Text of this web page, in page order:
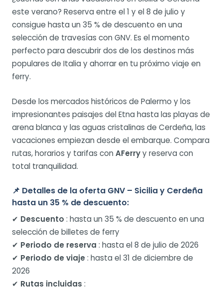
este verano? Reserva entre el 1 y el 8 de julio y
consigue hasta un 35 % de descuento en una
selección de travesías con GNV. Es el momento
perfecto para descubrir dos de los destinos más
populares de Italia y ahorrar en tu próximo viaje en
ferry.
Desde los mercados históricos de Palermo y los
impresionantes paisajes del Etna hasta las playas de
arena blanca y las aguas cristalinas de Cerdeña, las
vacaciones empiezan desde el embarque. Compara
rutas, horarios y tarifas con AFerryy reserva con
total tranquilidad.
📌 Detalles de la oferta GNV – Sicilia y Cerdeña
hasta un 35 % de descuento:
✔ Descuento : hasta un 35 % de descuento en una
selección de billetes de ferry
✔ Periodo de reserva : hasta el 8 de julio de 2026
✔ Periodo de viaje: hasta el 31 de diciembre de
2026
✔ Rutas incluidas :